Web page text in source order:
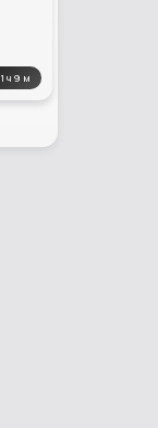
1 ч 9 м